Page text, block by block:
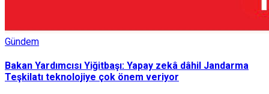
Gündem
Bakan Yardımcısı Yiğitbaşı: Yapay zekâ dâhil Jandarma
Teşkilatı teknolojiye çok önem veriyor